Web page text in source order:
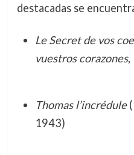
destacadas se
Le Secret de vos
vuestros corazones,
Thomas l’incrédule(
1943)